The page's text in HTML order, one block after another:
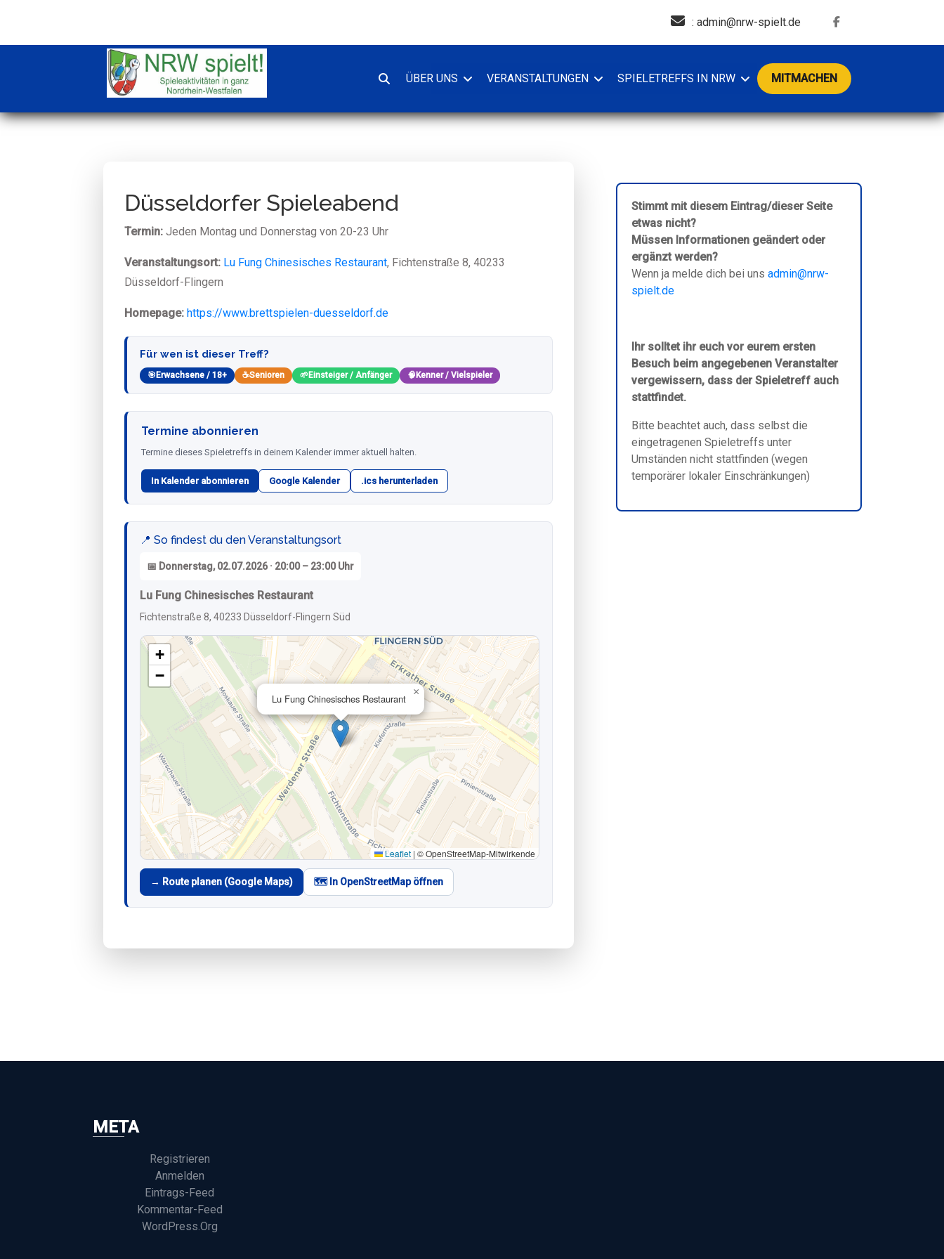
: admin@nrw-spielt.de
SucheÜBER UNS VERANSTALTUNGEN SPIELETREFFS IN NRW MITMACHEN
Düsseldorfer Spieleabend
Termin: Jeden Montag und Donnerstag von 20-23 Uhr
Veranstaltungsort: Lu Fung Chinesisches Restaurant, Fichtenstraße 8, 40233
Düsseldorf-Flingern
Homepage: https://www.brettspielen-duesseldorf.de
Für wen ist dieser Treff?
🎯 Erwachsene / 18+ ☕Senioren 🌱 Einsteiger / Anfänger 🧠 Kenner / Vielspieler
Termine abonnieren
Termine dieses Spieletreffs in deinem Kalender immer aktuell halten.
In Kalender abonnieren Google Kalender .ics herunterladen
📍 So findest du den Veranstaltungsort
📅 Donnerstag, 02.07.2026 · 20:00 – 23:00 Uhr
Lu Fung Chinesisches Restaurant
Fichtenstraße 8, 40233 Düsseldorf-Flingern Süd
Lu Fung Chinesisches Restaurant
×
+
−
Leaflet | © OpenStreetMap-Mitwirkende
→ Route planen (Google Maps) 🗺️ In OpenStreetMap öffnen
Stimmt mit diesem Eintrag/dieser Seite
etwas nicht?
Müssen Informationen geändert oder
ergänzt werden?
Wenn ja melde dich bei uns admin@nrw-
spielt.de
Ihr solltet ihr euch vor eurem ersten
Besuch beim angegebenen Veranstalter
vergewissern, dass der Spieletreff auch
stattfindet.
Bitte beachtet auch, dass selbst die
eingetragenen Spieletreffs unter
Umständen nicht stattfinden (wegen
temporärer lokaler Einschränkungen)
META
Registrieren
Anmelden
Eintrags-Feed
Kommentar-Feed
WordPress.org